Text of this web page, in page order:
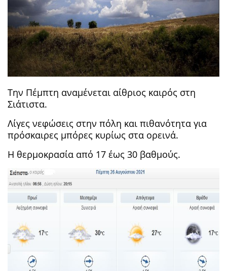
Την Πέμπτη αναμένεται αίθριος καιρός στη
Σιάτιστα.
Λίγες νεφώσεις στην πόλη και πιθανότητα για
πρόσκαιρες μπόρες κυρίως στα ορεινά.
Η θερμοκρασία από 17 έως 30 βαθμούς.